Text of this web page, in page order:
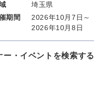
埼玉県
期間
2026年10月7日～
2026年10月8日
ー・イベントを検索する